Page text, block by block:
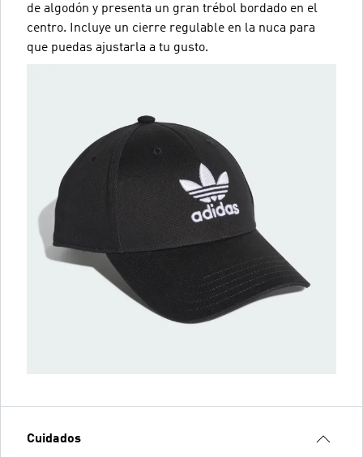
de algodón y presenta un gran trébol bordado en el
centro. Incluye un cierre regulable en la nuca para
que puedas ajustarla a tu gusto.
Cuidados